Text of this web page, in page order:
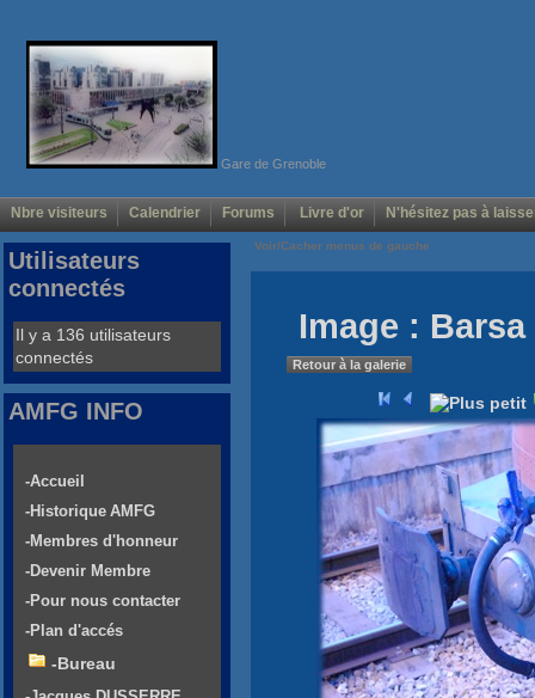
Gare de Grenoble
Nbre visiteurs Calendrier Forums Livre d'or N'hésitez pas à
Voir/Cacher menus de gauche
Image :
Retour à la galerie
Utilisateurs
connectés
Il y a 136 utilisateurs
connectés
AMFG INFO
-Accueil
-Historique AMFG
-Membres d'honneur
-Devenir Membre
-Pour nous contacter
-Plan d'accés
-Bureau